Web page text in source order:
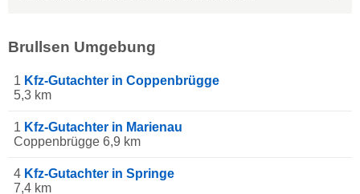
Brullsen Umgebung
1 Kfz-Gutachter in Coppenbrügge
5,3 km
1 Kfz-Gutachter in Marienau
Coppenbrügge 6,9 km
4 Kfz-Gutachter in Springe
7,4 km